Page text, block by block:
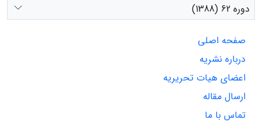
دوره 62 (1388)
صفحه اصلی
درباره نشریه
اعضای هیات تحریریه
ارسال مقاله
تماس با ما